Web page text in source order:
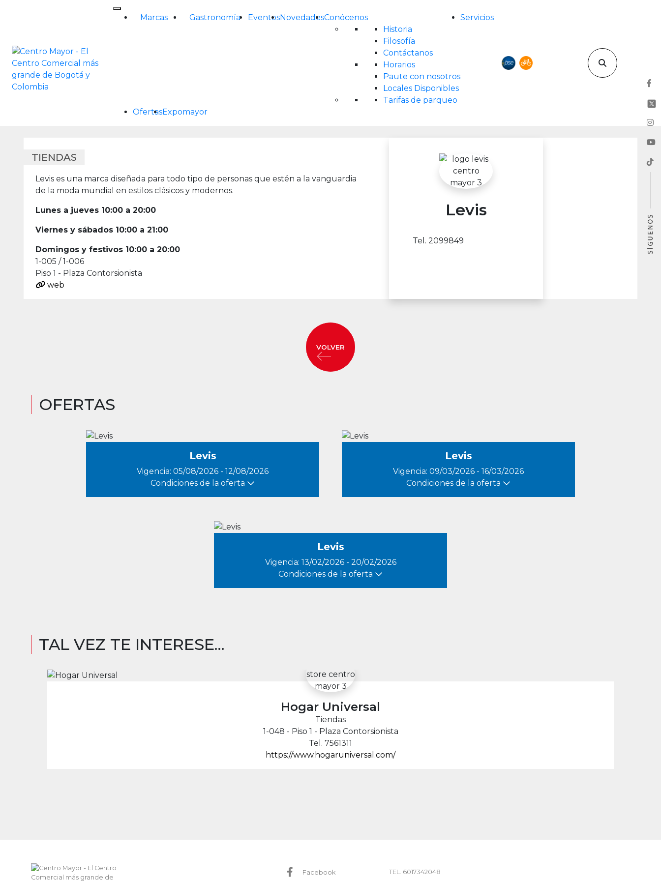
Marcas Gastronomía EventosNovedadesConócenos
Historia
Filosofía
Contáctanos
Horarios
Paute con nosotros
Locales Disponibles
Tarifas de parqueo
Servicios
OfertasExpomayor
TIENDAS
Levis es una marca diseñada para todo tipo de personas que estén a la vanguardia
de la moda mundial en estilos clásicos y modernos.
Lunes a jueves 10:00 a 20:00
Viernes y sábados 10:00 a 21:00
Domingos y festivos 10:00 a 20:00
1-005 / 1-006
Piso 1 - Plaza Contorsionista
web
Levis
Tel. 2099849
VOLVER
OFERTAS
Levis
Vigencia: 05/08/2026 - 12/08/2026
Condiciones de la oferta
Levis
Vigencia: 09/03/2026 - 16/03/2026
Condiciones de la oferta
Levis
Vigencia: 13/02/2026 - 20/02/2026
Condiciones de la oferta
TAL VEZ TE INTERESE...
Hogar Universal
Tiendas
1-048 - Piso 1 - Plaza Contorsionista
Tel. 7561311
https://www.hogaruniversal.com/
Facebook TEL. 6017342048